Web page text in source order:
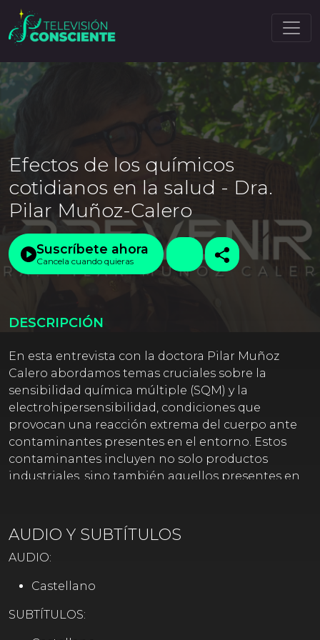
Efectos de los químicos
cotidianos en la salud - Dra.
Pilar Muñoz-Calero
Suscríbete ahora
Cancela cuando quieras
DESCRIPCIÓN
En esta entrevista con la doctora Pilar Muñoz
Calero abordamos temas cruciales sobre la
sensibilidad química múltiple (SQM) y la
electrohipersensibilidad, condiciones que
provocan una reacción extrema del cuerpo ante
contaminantes presentes en el entorno. Estos
contaminantes incluyen no solo productos
industriales, sino también aquellos presentes en
La doctora enfatiza que la creciente exposición a
más de 350.000 sustancias químicas es alarmante
suficientemente estudiadas. Además, menciona el
"efecto cóctel" de la mezcla de contaminantes,
AUDIO Y SUBTÍTULOS
AUDIO:
Castellano
SUBTÍTULOS: